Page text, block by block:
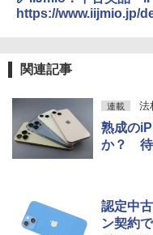
https://www.iijmio.jp/
関連記事
連載 法
熟成の
か？ 待
認定中
ン契約